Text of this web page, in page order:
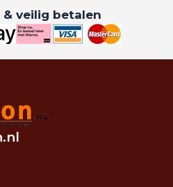
& veilig betalen